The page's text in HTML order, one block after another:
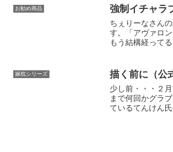
が揃うパチュリ
枕チ...
お勧め商品 強制イチャラ
ちぇりーなさん
す。「アヴァロ
もう結構経って
す。ちぇりーな
会があって、そ
嫁枕シリーズ 描く前に（公
少し前・・・２
まで何回かグラ
ているてんけん